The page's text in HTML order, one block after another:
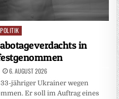
POLITIK
in
6. AUGUST 2026
jähriger Ukrainer wegen
Er soll im Auftrag eines